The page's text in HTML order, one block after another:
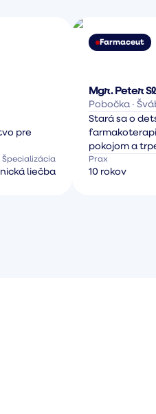
pre
Špecializácia
liečba
Farmaceut
Mgr. Peter
Pobočka ·
Stará sa o
pokojom a
Prax
10 rokov